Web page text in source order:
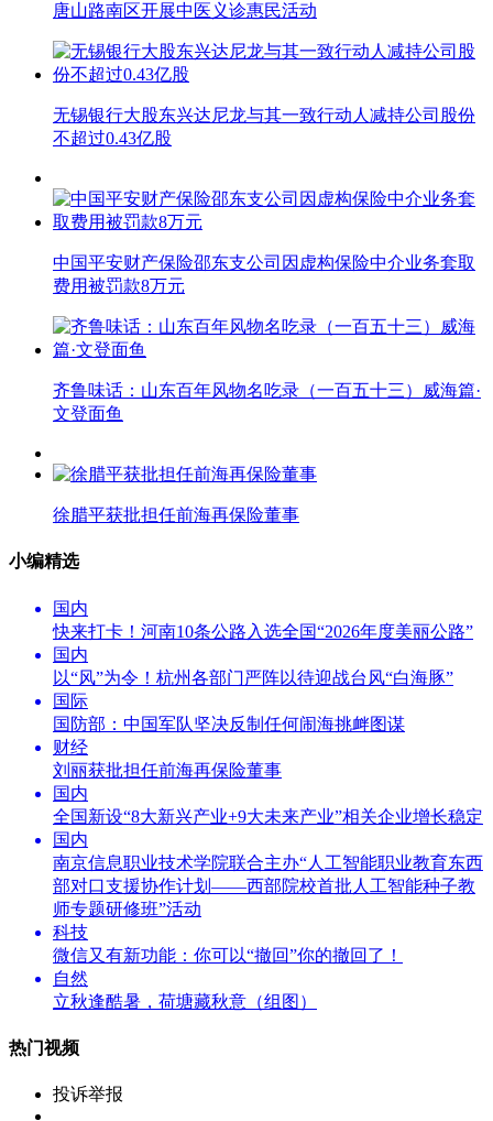
唐山路南区开展中医义诊惠民活动
无锡银行大股东兴达尼龙与其一致行动人减持公司股份
不超过0.43亿股
中国平安财产保险邵东支公司因虚构保险中介业务套取
费用被罚款8万元
齐鲁味话：山东百年风物名吃录（一百五十三）威海篇·
文登面鱼
徐腊平获批担任前海再保险董事
小编精选
国内
快来打卡！河南10条公路入选全国“2026年度美丽公路”
国内
以“风”为令！杭州各部门严阵以待迎战台风“白海豚”
国际
国防部：中国军队坚决反制任何闹海挑衅图谋
财经
刘丽获批担任前海再保险董事
国内
全国新设“8大新兴产业+9大未来产业”相关企业增长稳定
国内
南京信息职业技术学院联合主办“人工智能职业教育东西
部对口支援协作计划——西部院校首批人工智能种子教
师专题研修班”活动
科技
微信又有新功能：你可以“撤回”你的撤回了！
自然
立秋逢酷暑，荷塘藏秋意（组图）
热门视频
投诉举报